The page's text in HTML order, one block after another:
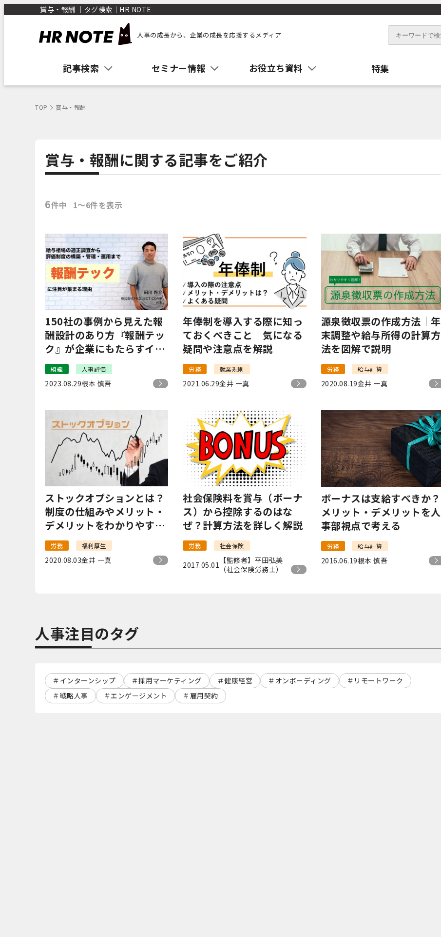
賞与・報酬 ｜タグ検索｜HR NOTE
人事の成長から、企業の成長を応援するメディア
記事検索 セミナー情報 お役立ち資料 特集
TOP 賞与・報酬
賞与・報酬に関する記事をご紹介
6件中 1〜6件を表示
150社の事例から見えた報
酬設計のあり方『報酬テッ
ク』が企業にもたらすイン
パクトとは？
組織 人事評価
2023.08.29根本 慎吾
年俸制を導入する際に知っ
ておくべきこと｜気になる
疑問や注意点を解説
労務 就業規則
2021.06.29金井 一真
源泉徴収票の作成方法｜年
末調整や給与所得の計算方
法を図解で説明
労務 給与計算
2020.08.19金井 一真
ストックオプションとは？
制度の仕組みやメリット・
デメリットをわかりやすく
解説！
労務 福利厚生
2020.08.03金井 一真
社会保険料を賞与（ボーナ
ス）から控除するのはな
ぜ？計算方法を詳しく解説
労務 社会保険
2017.05.01 【監修者】平田弘美
（社会保険労務士）
ボーナスは支給すべきか？
メリット・デメリットを人
事部視点で考える
労務 給与計算
2016.06.19根本 慎吾
人事注目のタグ
インターンシップ 採用マーケティング 健康経営 オンボーディング
リモートワーク
戦略人事
エンゲージメント 雇用契約